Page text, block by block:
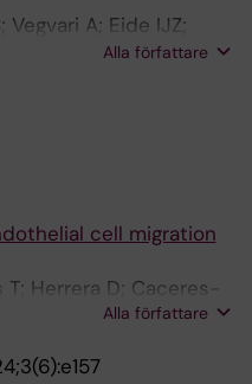
A; Eide IJZ;
OT; Lewensohn
Alla författare
cell migration
Herrera D; Caceres-
Alla författare